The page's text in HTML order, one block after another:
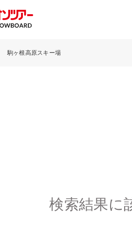
駒ヶ根高原スキー場
検索結果に